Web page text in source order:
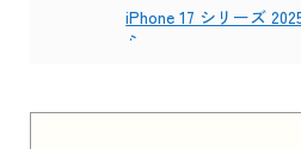
iPhone 17 シリーズ
ら